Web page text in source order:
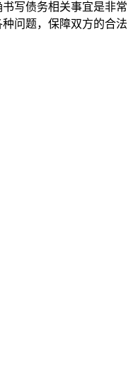
写债务相关事宜是非常
问题，保障双方的合法